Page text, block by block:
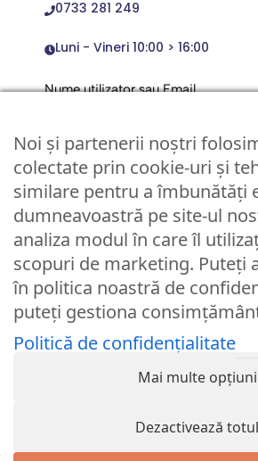
0733 281 249
Luni - Vineri 10:00 > 16:00
Nume utilizator sau Email
Parola
Remember Me
Logare
Lost your password?
© Partybaloane.ro - Toate
Noi și partenerii noștri
colectate prin cookie-uri și
similare pentru a îmbunătăți
dumneavoastră pe site-ul
analiza modul în care îl
scopuri de marketing. Puteți
în politica noastră de
puteți gestiona
Politică de confidențialitate
Mai multe opțiuni
Dezactivează totul